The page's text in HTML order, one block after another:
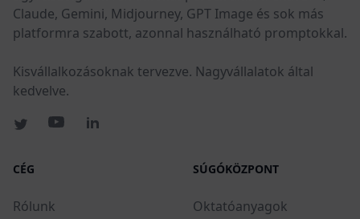
Claude, Gemini, Midjourney, GPT Image és sok más
platformra szabott, azonnal használható promptokkal.
Kisvállalkozásoknak tervezve. Nagyvállalatok által
kedvelve.
CÉG
Rólunk
SÚGÓKÖZPONT
Oktatóanyagok